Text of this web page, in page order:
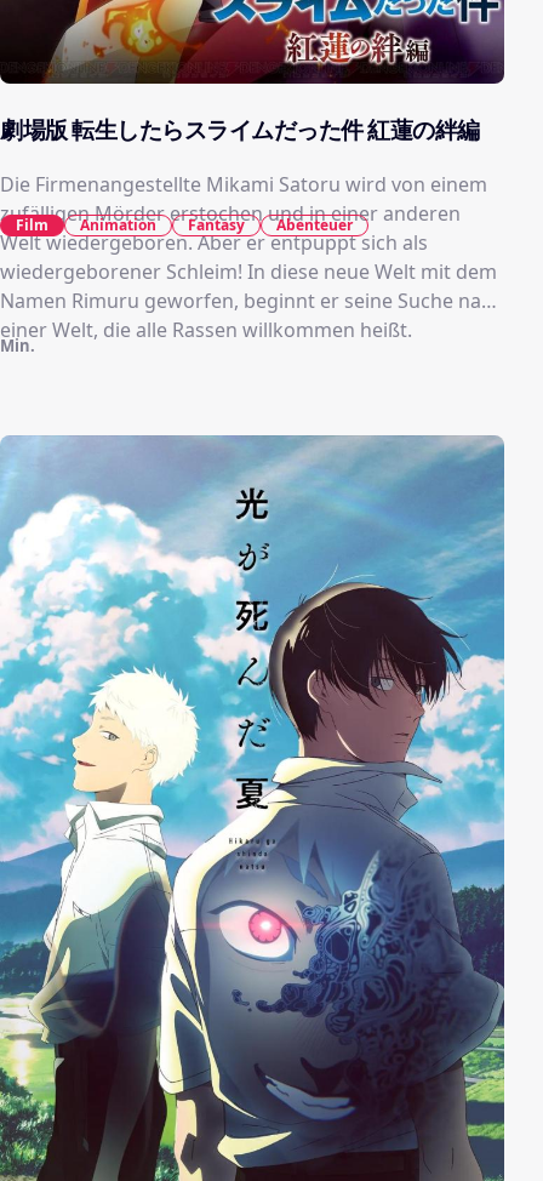
劇場版 転生したらスライムだった件 紅蓮の絆編
Die Firmenangestellte Mikami Satoru wird von einem
zufälligen Mörder erstochen und in einer anderen
Welt wiedergeboren. Aber er entpuppt sich als
wiedergeborener Schleim! In diese neue Welt mit dem
Namen Rimuru geworfen, beginnt er seine Suche nach
einer Welt, die alle Rassen willkommen heißt.
Min.
Film Animation Fantasy Abenteuer